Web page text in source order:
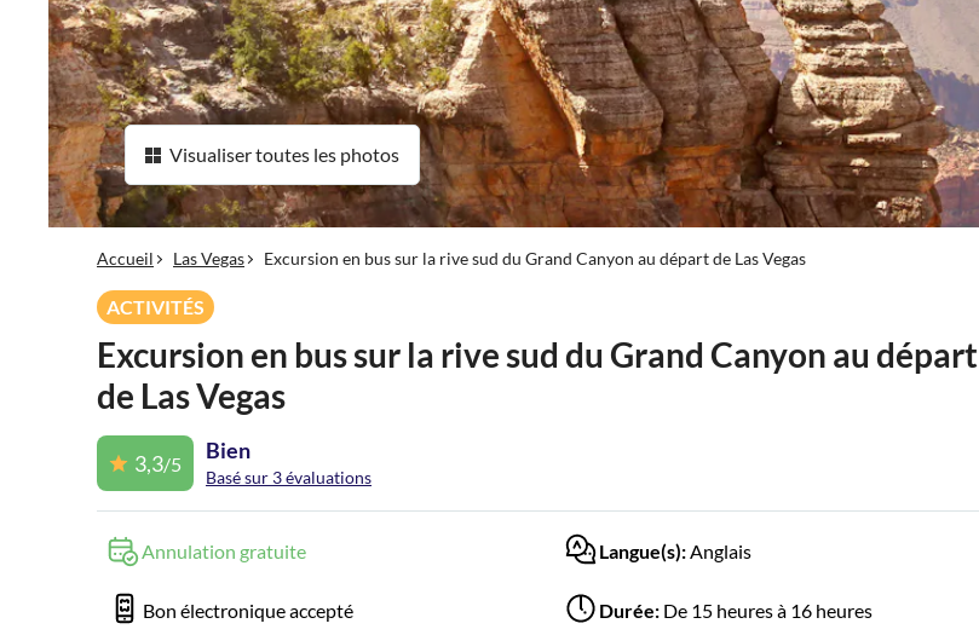
Visualiser toutes les photos
Accueil Las Vegas Excursion en bus sur la rive sud du Grand Canyon au départ de Las Vegas
ACTIVITÉS
Excursion en bus sur la rive sud du Grand Canyon au départ
de Las Vegas
3,3/5
Bien
Basé sur 3 évaluations
Annulation gratuite Langue(s):Anglais
Bon électronique accepté Durée: De 15 heures à 16 heures